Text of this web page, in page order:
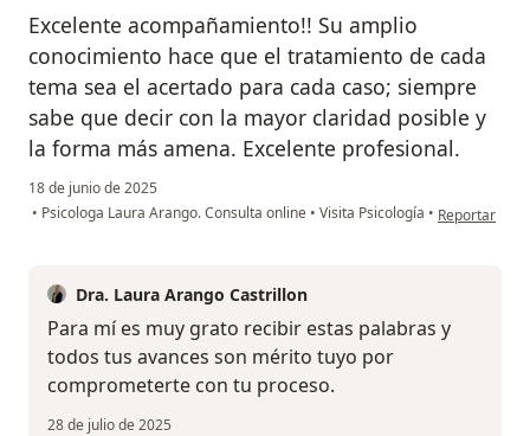
Excelente acompañamiento!! Su amplio
conocimiento hace que el tratamiento de cada
tema sea el acertado para cada caso; siempre
sabe que decir con la mayor claridad posible y
la forma más amena. Excelente profesional.
18 de junio de 2025
• Psicologa Laura Arango. Consulta online • Visita Psicología • en opinión
Reportar
Dra. Laura Arango Castrillon
Para mí es muy grato recibir estas palabras y
todos tus avances son mérito tuyo por
comprometerte con tu proceso.
28 de julio de 2025